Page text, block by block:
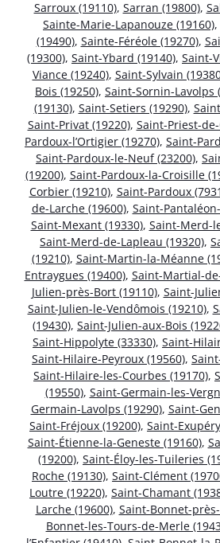
Sarroux (19110), Sarran (19800),
Sainte-Marie-Lapanouze (19160),
(19490), Sainte-Féréole (19270),
(19300), Saint-Ybard (19140), Saint-
Viance (19240), Saint-Sylvain
Bois (19250), Saint-Sornin-Lavolps
(19130), Saint-Setiers (19290),
Saint-Privat (19220), Saint-Priest-
Pardoux-l’Ortigier (19270), Saint-
Saint-Pardoux-le-Neuf (23200),
(19200), Saint-Pardoux-la-Croisille
Corbier (19210), Saint-Pardoux
de-Larche (19600), Saint-
Saint-Mexant (19330), Saint-Merd-
Saint-Merd-de-Lapleau (19320),
(19210), Saint-Martin-la-Méanne
Entraygues (19400), Saint-Martial-
Julien-près-Bort (19110), Saint-
Saint-Julien-le-Vendômois (19210),
(19430), Saint-Julien-aux-Bois
Saint-Hippolyte (33330), Saint-
Saint-Hilaire-Peyroux (19560),
Saint-Hilaire-les-Courbes (19170),
(19550), Saint-Germain-les-
Germain-Lavolps (19290), Saint-
Saint-Fréjoux (19200), Saint-
Saint-Étienne-la-Geneste (19160),
(19200), Saint-Éloy-les-Tuileries
Roche (19130), Saint-Clément
Loutre (19220), Saint-Chamant
Larche (19600), Saint-Bonnet-
Bonnet-les-Tours-de-Merle